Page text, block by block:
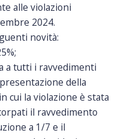
alle violazioni
2024.
novità:
a tutti i ravvedimenti
della
cui la violazione è stata
il ravvedimento
a 1/7 e il